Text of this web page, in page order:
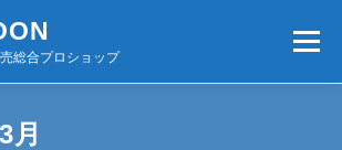
総合プロショップ
メニュー
報
月